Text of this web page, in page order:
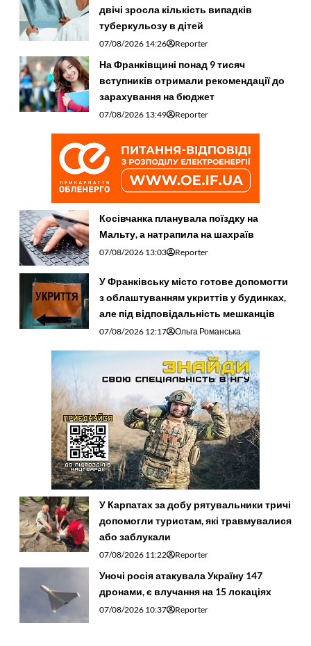
двічі зросла кількість випадків
туберкульозу в дітей
07/08/2026 14:26 Reporter
На Франківщині понад 9 тисяч
вступників отримали рекомендації до
зарахування на бюджет
07/08/2026 13:49 Reporter
Косівчанка планувала поїздку на
Мальту, а натрапила на шахраїв
07/08/2026 13:03 Reporter
У Франківську місто готове допомогти
з облаштуванням укриттів у будинках,
але під відповідальність мешканців
07/08/2026 12:17 Ольга Романська
У Карпатах за добу рятувальники тричі
допомогли туристам, які травмувалися
або заблукали
07/08/2026 11:22 Reporter
Уночі росія атакувала Україну 147
дронами, є влучання на 15 локаціях
07/08/2026 10:37 Reporter